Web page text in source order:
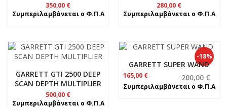
350,00 €
Συμπεριλαμβάνεται ο Φ.Π.Α
280,00 €
Συμπεριλαμβάνεται ο Φ.Π.Α
GARRETT GTI 2500 DEEP
SCAN DEPTH MULTIPLIER
500,00 €
Συμπεριλαμβάνεται ο Φ.Π.Α
-18%
GARRETT SUPER WAND
200,00€
price
was:
165,00 €
τρέχουσα
τιμή
Συμπεριλαμβάνεται ο Φ.Π.Α